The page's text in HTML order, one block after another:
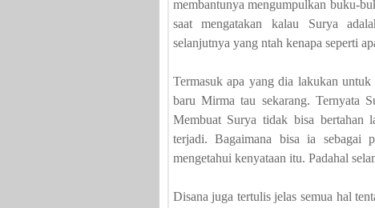
membantunya mengumpulkan buku-
saat mengatakan kalau Surya
selanjutnya yang ntah kenapa seperti
Termasuk apa yang dia lakukan
baru Mirma tau sekarang. Ternyata
Membuat Surya tidak bisa bertahan
terjadi. Bagaimana bisa ia sebagai
mengetahui kenyataan itu. Padahal
Disana juga tertulis jelas semua hal